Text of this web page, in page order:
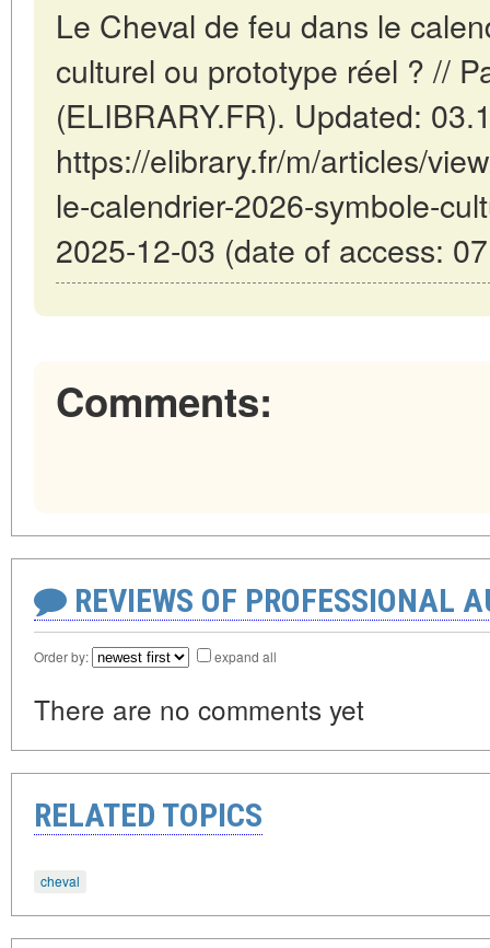
Le Cheval de feu dans le
culturel ou prototype réel ? //
(ELIBRARY.FR). Updated:
https://elibrary.fr/m/articles/
le-calendrier-2026-symbole-
2025-12-03 (date of access:
Comments:
REVIEWS OF PROFESSIONAL
Order by: expand all
There are no comments yet
RELATED TOPICS
cheval